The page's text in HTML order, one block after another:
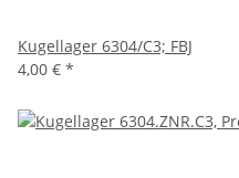
Kugellager 6304/C3; FBJ
4,00 € *